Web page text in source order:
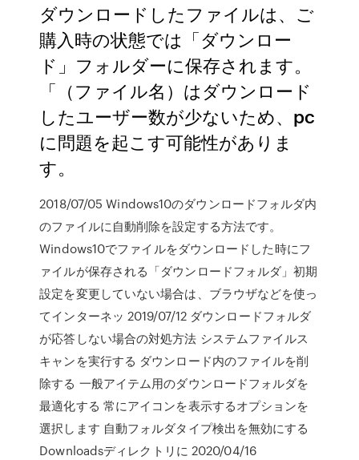
ダウンロードしたファイルは、ご
購入時の状態では「ダウンロー
ド」フォルダーに保存されます。
「（ファイル名）はダウンロード
したユーザー数が少ないため、pc
に問題を起こす可能性がありま
す。
2018/07/05 Windows10のダウンロードフォルダ内
のファイルに自動削除を設定する方法です。
Windows10でファイルをダウンロードした時にフ
ァイルが保存される「ダウンロードフォルダ」初期
設定を変更していない場合は、ブラウザなどを使っ
てインターネッ 2019/07/12 ダウンロードフォルダ
が応答しない場合の対処方法 システムファイルス
キャンを実行する ダウンロード内のファイルを削
除する 一般アイテム用のダウンロードフォルダを
最適化する 常にアイコンを表示するオプションを
選択します 自動フォルダタイプ検出を無効にする
Downloadsディレクトリに 2020/04/16